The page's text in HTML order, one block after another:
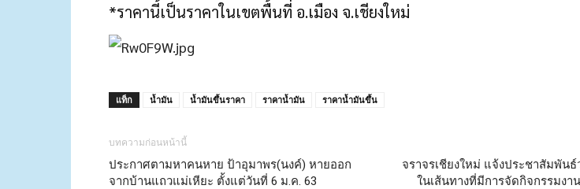
*ราคานี้เป็นราคาในเขตพื้นที่ อ.เมือง จ.เชียงใหม่
แท็ก น้ำมัน น้ำมันขึ้นราคา ราคาน้ำมัน ราคาน้ำมันขึ้น
บทความก่อนหน้านี้
ประกาศตามหาคนหาย ป้าอุมาพร(นงค์) หายออก
จากบ้านแถวแม่เหียะ ตั้งแต่วันที่ 6 ม.ค. 63
จราจรเชียงใหม่ แจ้งประชาสัมพันธ์
ในเส้นทางที่มีการจัดกิจกรรมงา